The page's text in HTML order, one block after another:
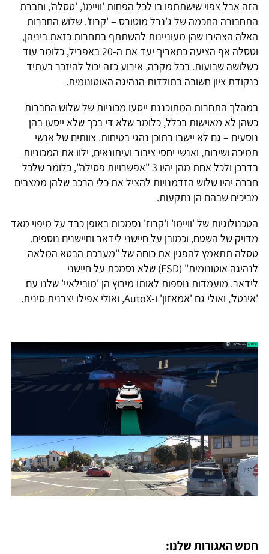
הזה אבל צפוי שישתתפו בו לכל הפחות 'וויימו', 'טסלה', וחברת
התחבורה החכמה של ג'נרל מוטורס – 'קרוז'. שלוש החברות
האלה הצהירו שהן מעוניינות להשתתף בתחרות כזאת ביניהן,
וטסלה אף הציעה כתאריך יעד את ה-20 באפריל, כלומר עוד
כשלושה שבועות. בכל מקרה, אירוע כזה יכול להיזכר בעתיד
כנקודת ציון חשובה בתולדות הנהיגה האוטונומית.
במהלך התחרות המתוכננת ייסעו מכוניות של שלוש החברות
כשהן לא מאוישות בכלל, כלומר שלא די בכך שלא ייסעו בהן
נוסעים – גם לא יישבו בתוכן נהגי בטיחות. צוותים של אנשי
תמיכה ושירות, ואנשי יחסי ציבור ועיתונאים, ילוו את המכוניות
בדרכן ולכל אחת מהן יהיו 3 "אפשרויות פסילה", כלומר שלכל
חברה יהיו שלוש הזדמנויות להציל את כלי הרכב שלהן ממצבים
מביכים שבהם הן נתקעות.
הטכנולוגיות של 'וויימו' ו'קרוז' נסמכות באופן כבד על מיפוי מאד
מדויק של השטח, וכמובן על חיישני לידאר וחיישנים נוספים.
טסלה תתאמץ להפגין את כוחה של "מערכת הבטא המלאה
לנהיגה אוטונומית" (FSD) שלא נסמכת על חיישני
לידאר. מועמדות נוספות לאותו מירוץ הן 'מובילאיי' שלנו עם
'אינטל', ואולי גם 'אמאזון' ו-AutoX, ואולי אפילו יצרנית סינית.
חמש האגורות שלנו: